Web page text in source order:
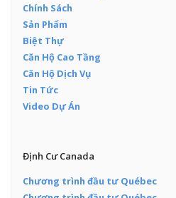
Chính Sách
Sản Phẩm
Biệt Thự
Căn Hộ Cao Tầng
Căn Hộ Dịch Vụ
Tin Tức
Video Dự Án
Định Cư Canada
Chương trình đầu tư Québec